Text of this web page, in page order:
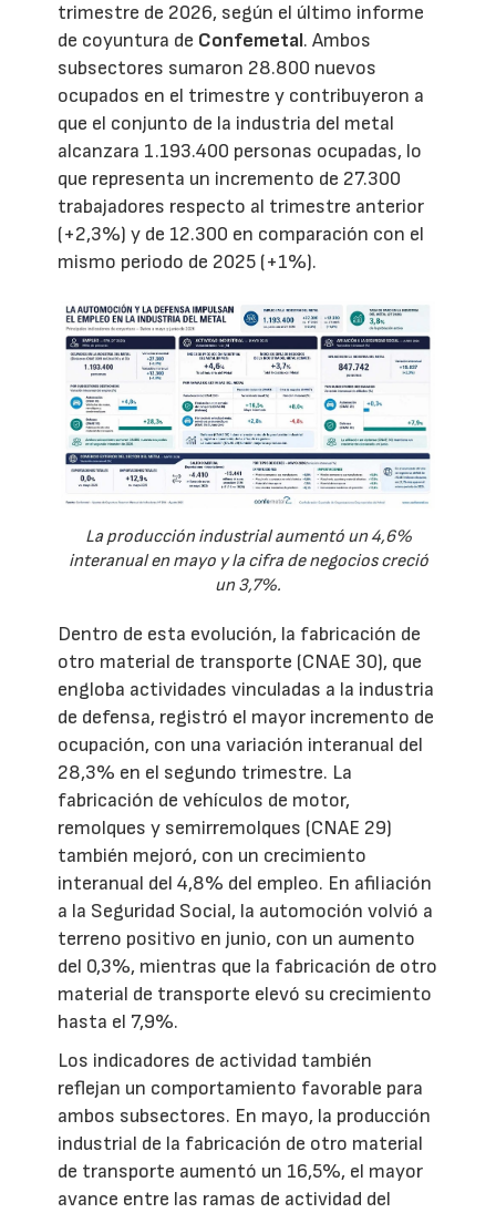
trimestre de 2026, según el último informe
de coyuntura de Confemetal. Ambos
subsectores sumaron 28.800 nuevos
ocupados en el trimestre y contribuyeron a
que el conjunto de la industria del metal
alcanzara 1.193.400 personas ocupadas, lo
que representa un incremento de 27.300
trabajadores respecto al trimestre anterior
(+2,3%) y de 12.300 en comparación con el
mismo periodo de 2025 (+1%).
La producción industrial aumentó un 4,6%
interanual en mayo y la cifra de negocios creció
un 3,7%.
Dentro de esta evolución, la fabricación de
otro material de transporte (CNAE 30), que
engloba actividades vinculadas a la industria
de defensa, registró el mayor incremento de
ocupación, con una variación interanual del
28,3% en el segundo trimestre. La
fabricación de vehículos de motor,
remolques y semirremolques (CNAE 29)
también mejoró, con un crecimiento
interanual del 4,8% del empleo. En afiliación
a la Seguridad Social, la automoción volvió a
terreno positivo en junio, con un aumento
del 0,3%, mientras que la fabricación de otro
material de transporte elevó su crecimiento
hasta el 7,9%.
Los indicadores de actividad también
reflejan un comportamiento favorable para
ambos subsectores. En mayo, la producción
industrial de la fabricación de otro material
de transporte aumentó un 16,5%, el mayor
avance entre las ramas de actividad del